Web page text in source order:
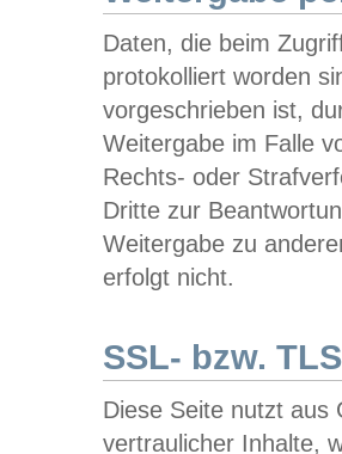
Daten, die beim
protokolliert worden
vorgeschrieben ist,
Weitergabe im Falle
Rechts- oder
Dritte zur
Weitergabe zu
erfolgt nicht.
SSL- bzw.
Diese Seite nutzt aus
vertraulicher Inhalte,